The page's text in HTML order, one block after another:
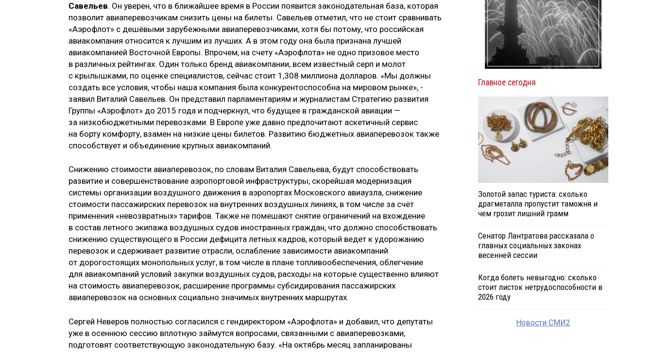
Савельев. Он уверен, что в ближайшее время в России появится законодательная база, которая
позволит авиаперевозчикам снизить цены на билеты. Савельев отметил, что не стоит сравнивать
«Аэрофлот» с дешёвыми зарубежными авиаперевозчиками, хотя бы потому, что российская
авиакомпания относится к лучшим из лучших. А в этом году она была признана лучшей
авиакомпанией Восточной Европы. Впрочем, на счету «Аэрофлота» не одно призовое место
в различных рейтингах. Один только бренд авиакомпании, всем известный серп и молот
с крылышками, по оценке специалистов, сейчас стоит 1,308 миллиона долларов. «Мы должны
создать все условия, чтобы наша компания была конкурентоспособна на мировом рынке», -
заявил Виталий Савельев. Он представил парламентариям и журналистам Стратегию развития
Группы «Аэрофлот» до 2015 года и подчеркнул, что будущее в гражданской авиации —
за низкобюджетными перевозками. В Европе уже давно предпочитают аскетичный сервис
на борту комфорту, взамен на низкие цены билетов. Развитию бюджетных авиаперевозок также
способствует и объединение крупных авиакомпаний.
Снижению стоимости авиаперевозок, по словам Виталия Савельева, будут способствовать
развитие и совершенствование аэропортовой инфраструктуры, скорейшая модернизация
системы организации воздушного движения в аэропортах Московского авиаузла, снижение
стоимости пассажирских перевозок на внутренних воздушных линиях, в том числе за счёт
применения «невозвратных» тарифов. Также не помешают снятие ограничений на вхождение
в состав летного экипажа воздушных судов иностранных граждан, что должно способствовать
снижению существующего в России дефицита летных кадров, который ведет к удорожанию
перевозок и сдерживает развитие отрасли, ослабление зависимости авиакомпаний
от дорогостоящих монопольных услуг, в том числе в плане топливообеспечения, облегчение
для авиакомпаний условий закупки воздушных судов, расходы на которые существенно влияют
на стоимость авиаперевозок, расширение программы субсидирования пассажирских
авиаперевозок на основных социально значимых внутренних маршрутах.
Сергей Неверов полностью согласился с гендиректором «Аэрофлота» и добавил, что депутаты
уже в осеннюю сессию вплотную займутся вопросами, связанными с авиаперевозками,
подготовят соответствующую законодательную базу. «На октябрь месяц запланированы
Главное сегодня
Золотой запас туриста: сколько
драгметалла пропустит таможня и
чем грозит лишний грамм
Сенатор Лантратова рассказала о
главных социальных законах
весенней сессии
Когда болеть невыгодно: сколько
стоит листок нетрудоспособности в
2026 году
Новости СМИ2